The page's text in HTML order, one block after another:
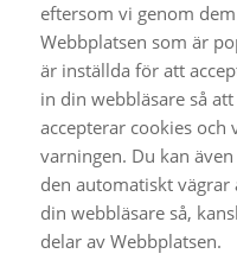
eftersom vi genom
Webbplatsen som är
är inställda för att
in din webbläsare så
accepterar cookies och
varningen. Du kan
den automatiskt vägrar
din webbläsare så,
delar av Webbplatsen.